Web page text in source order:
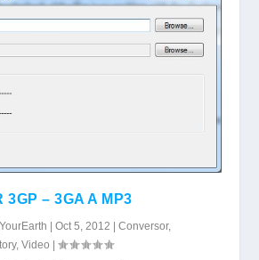
3GP – 3GA A MP3
|Oct 5, 2012 |Conversor,
,Video |